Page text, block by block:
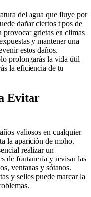
del agua que fluye por
dañar ciertos tipos de
provocar grietas en climas
y mantener una
estos daños.
prolongarás la vida útil
la eficiencia de tu
Evitar
valiosos en cualquier
la aparición de moho.
realizar un
de fontanería y revisar las
ventanas y sótanos.
y sellos puede marcar la